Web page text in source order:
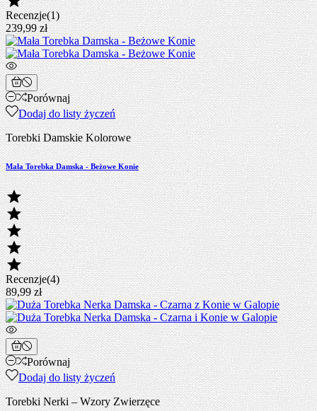
Recenzje(1)
239,99 zł
Porównaj
Dodaj do listy życzeń
Torebki Damskie Kolorowe
Mała Torebka Damska - Beżowe Konie





Recenzje(4)
89,99 zł
Porównaj
Dodaj do listy życzeń
Torebki Nerki – Wzory Zwierzęce